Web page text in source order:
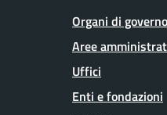
Organi di governo
Aree
Uffici
Enti e fondazioni